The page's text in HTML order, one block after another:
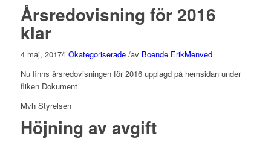
Årsredovisning för 2016
klar
4 maj, 2017/i Okategoriserade /av Boende ErikMenved
Nu finns årsredovisningen för 2016 upplagd på hemsidan under
fliken Dokument
Mvh Styrelsen
Höjning av avgift